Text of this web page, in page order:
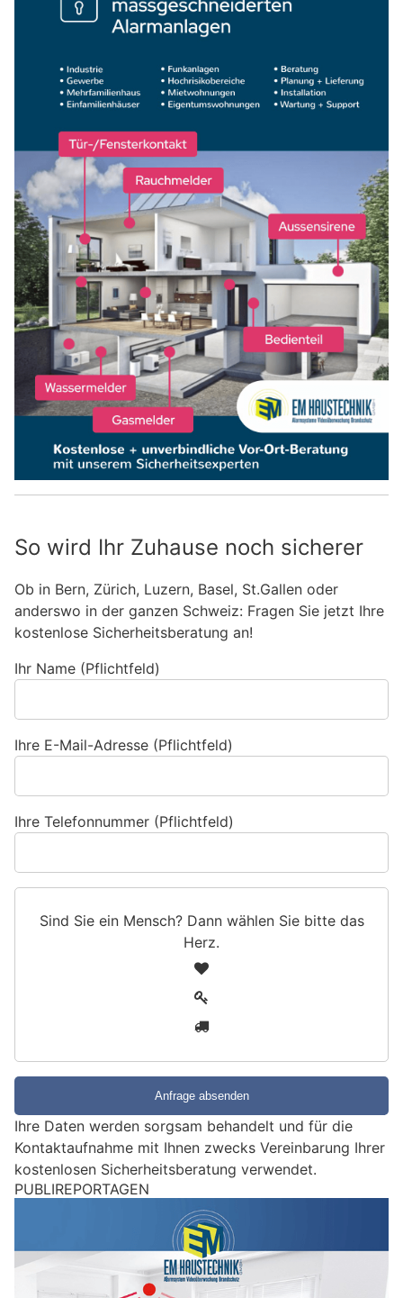
So wird Ihr Zuhause noch sicherer
Ob in Bern, Zürich, Luzern, Basel, St.Gallen oder
anderswo in der ganzen Schweiz: Fragen Sie jetzt Ihre
kostenlose Sicherheitsberatung an!
Ihr Name (Pflichtfeld)
Ihre E-Mail-Adresse (Pflichtfeld)
Ihre Telefonnummer (Pflichtfeld)
Sind Sie ein Mensch? Dann wählen Sie bitte das
Herz.
e
i
n
M
e
c
h
Ihre Daten werden sorgsam behandelt und für die
Kontaktaufnahme mit Ihnen zwecks Vereinbarung Ihrer
kostenlosen Sicherheitsberatung verwendet.
Villmergen AG: Schweizer nach Einbrüchen in
Keller und Büroräume festgenommen